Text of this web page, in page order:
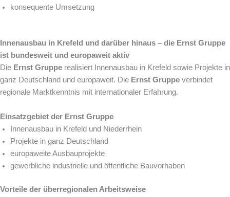
konsequente Umsetzung
Innenausbau in Krefeld und darüber hinaus – die Ernst Gruppe
ist bundesweit und europaweit aktiv
Die Ernst Gruppe realisiert Innenausbau in Krefeld sowie Projekte in
ganz Deutschland und europaweit. Die Ernst Gruppe verbindet
regionale Marktkenntnis mit internationaler Erfahrung.
Einsatzgebiet der Ernst Gruppe
Innenausbau in Krefeld und Niederrhein
Projekte in ganz Deutschland
europaweite Ausbauprojekte
gewerbliche industrielle und öffentliche Bauvorhaben
Vorteile der überregionalen Arbeitsweise